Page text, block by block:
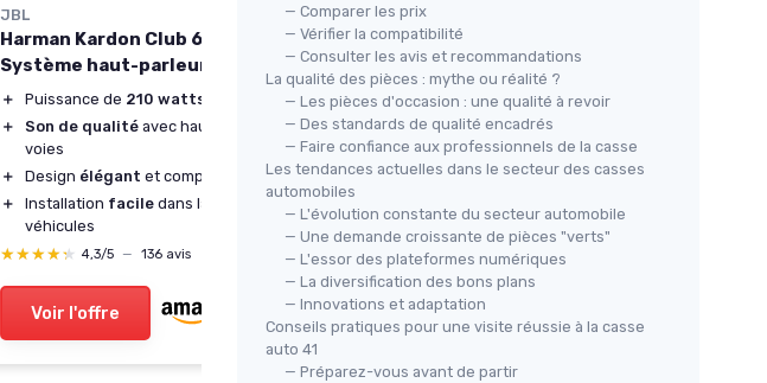
JBL
Harman Kardon Club 602CTP
Système haut-parleur voiture
＋ Puissance de 210 watts
＋
Son de qualité avec haut-parleurs à 2
voies
＋
Design élégant et compact
＋
Installation facile dans la plupart des
véhicules
★★★★★
★★★★★ 4,3/5 — 136 avis
Voir l'offre
JBL
Enceintes voiture Stage1 601C
＋ Puissance de200 watts
＋ Ensemble completde haut-parleurs
＋
Compatibilité avec enceintes de 16-
Aigus encastrables
＋ Système à2 voies
★★★★★
★★★★★ 4,2/5 — 567 avis
— Comparer les prix
— Vérifier la compatibilité
— Consulter les avis et recommandations
La qualité des pièces : mythe ou réalité ?
— Les pièces d'occasion : une qualité à revoir
— Des standards de qualité encadrés
— Faire confiance aux professionnels de la casse
Les tendances actuelles dans le secteur des casses
automobiles
— L'évolution constante du secteur automobile
— Une demande croissante de pièces "verts"
— L'essor des plateformes numériques
— La diversification des bons plans
— Innovations et adaptation
Conseils pratiques pour une visite réussie à la casse
auto 41
— Préparez-vous avant de partir